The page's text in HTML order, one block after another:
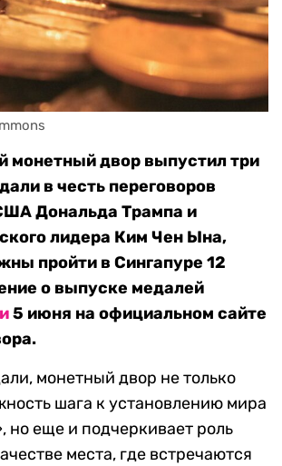
монетный двор выпустил три
в честь переговоров
Дональда Трампа и
лидера Ким Чен Ына,
пройти в Сингапуре 12
о выпуске медалей
5 июня на официальном сайте
монетный двор не только
шага к установлению мира
но еще и подчеркивает роль
места, где встречаются